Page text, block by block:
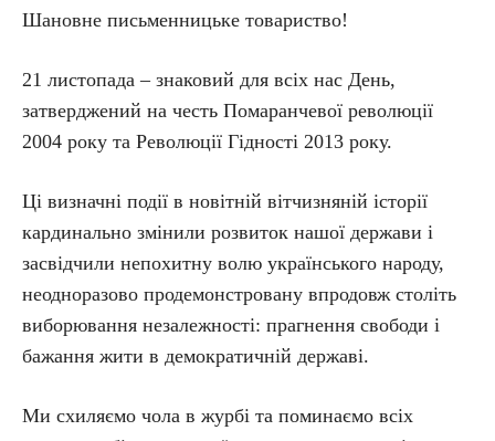
Шановне письменницьке товариство!
21 листопада – знаковий для всіх нас День,
затверджений на честь Помаранчевої революції
2004 року та Революції Гідності 2013 року.
Ці визначні події в новітній вітчизняній історії
кардинально змінили розвиток нашої держави і
засвідчили непохитну волю українського народу,
неодноразово продемонстровану впродовж століть
виборювання незалежності: прагнення свободи і
бажання жити в демократичній державі.
Ми схиляємо чола в журбі та поминаємо всіх